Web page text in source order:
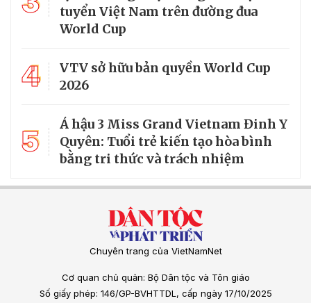
tuyển Việt Nam trên đường đua
World Cup
4
VTV sở hữu bản quyền World Cup
2026
5
Á hậu 3 Miss Grand Vietnam Đinh Y
Quyên: Tuổi trẻ kiến tạo hòa bình
bằng tri thức và trách nhiệm
Chuyên trang của VietNamNet
Cơ quan chủ quản: Bộ Dân tộc và Tôn giáo
Số giấy phép: 146/GP-BVHTTDL, cấp ngày 17/10/2025